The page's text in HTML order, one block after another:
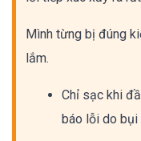
Mình từng bị đúng
lắm.
Chỉ sạc khi
báo lỗi do bụi